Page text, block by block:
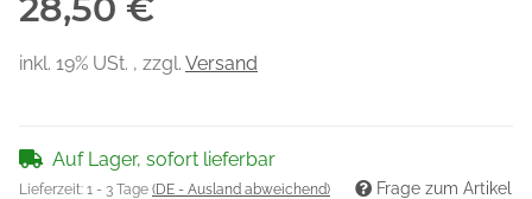
inkl. 19% USt. , zzgl. Versand
Auf Lager, sofort lieferbar
Lieferzeit: 1 - 3 Tage (DE - Ausland abweichend) Frage zum Artikel